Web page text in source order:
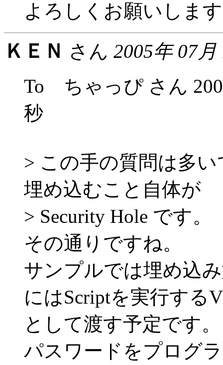
よろしくお願いしま
ＫＥＮ さん 2005年 07
To ちゃっぴ さん
秒
> この手の質問は多い
埋め込むこと自体が
> Security Hole です。
その通りですね。
サンプルでは埋め込
にはScriptを実行する
として渡す予定です
パスワードをプログ